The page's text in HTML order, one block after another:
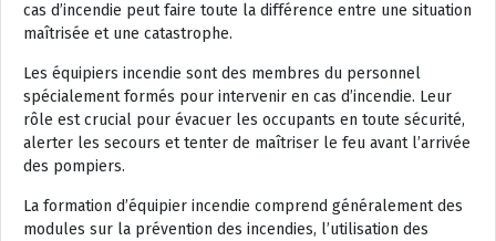
cas d’incendie peut faire toute la différence entre une situation
maîtrisée et une catastrophe.
Les équipiers incendie sont des membres du personnel
spécialement formés pour intervenir en cas d’incendie. Leur
rôle est crucial pour évacuer les occupants en toute sécurité,
alerter les secours et tenter de maîtriser le feu avant l’arrivée
des pompiers.
La formation d’équipier incendie comprend généralement des
modules sur la prévention des incendies, l’utilisation des